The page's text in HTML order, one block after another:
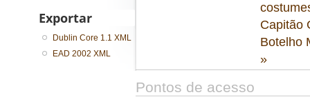
Capitão
Botelho
»
Pontos de acesso
Exportar
Dublin Core 1.1 XML
EAD 2002 XML